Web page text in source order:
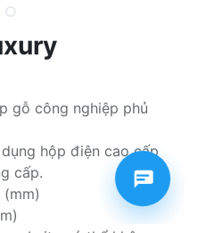
gỗ công nghiệp phủ
hộp điện cao cấp
cấp.